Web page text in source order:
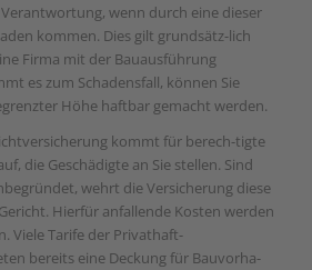
wenn durch eine dieser
kommen. Dies gilt grundsätz-lich
Firma mit der Bauausführung
es zum Schadensfall, können Sie
Höhe haftbar gemacht werden.
kommt für berech-tigte
die Geschädigte an Sie stellen. Sind
wehrt die Versicherung diese
Hierfür anfallende Kosten werden
Viele Tarife der Privathaft-
bereits eine Deckung für Bauvorha-